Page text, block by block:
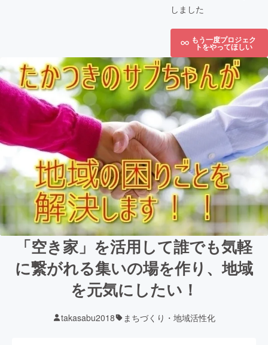
しました
もう一度プロジェク
トをやってほしい
「空き家」を活用して誰でも気軽
に繋がれる集いの場を作り、地域
を元気にしたい！
takasabu2018 まちづくり・地域活性化